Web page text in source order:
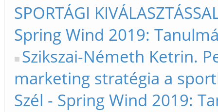
SPORTÁGI
Spring Wind 2019:
Szikszai-Németh Ketrin.
marketing stratégia a
Szél - Spring Wind 2019: